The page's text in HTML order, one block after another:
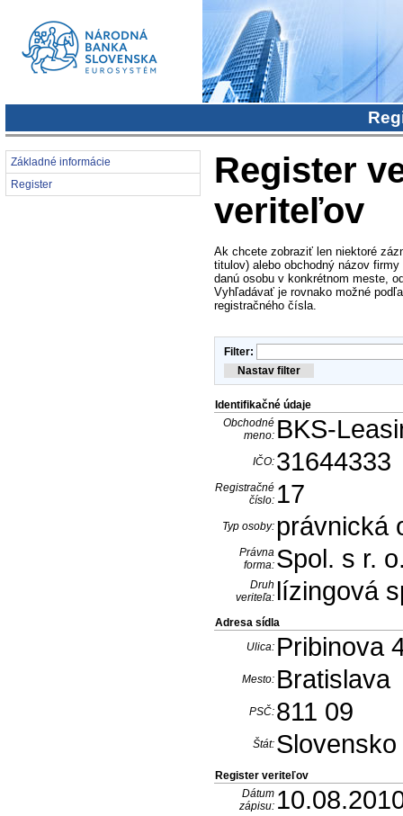
Základné informácie
Register
Register
veriteľov
Ak chcete zobraziť len niektoré
titulov) alebo obchodný názov
danú osobu v konkrétnom meste,
Vyhľadávať je rovnako možné
registračného čísla.
Filter:
Identifikačné údaje
Obchodné
meno: BKS-
IČO: 31644333
Registračné
číslo: 17
Typ osoby: právnická
Právna
forma: Spol. s r.
Druh
veriteľa: lízingová
Adresa sídla
Ulica: Pribinova
Mesto: Bratislava
PSČ: 811 09
Štát: Slovensko
Register veriteľov
Dátum
zápisu: